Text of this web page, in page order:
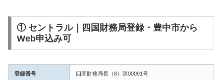
① セントラル｜四国財務局登録・豊中市から
Web申込み可
登録番号 四国財務局長（8）第00091号